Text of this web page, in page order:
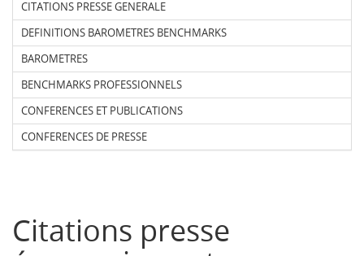
CITATIONS PRESSE GENERALE
DEFINITIONS BAROMETRES BENCHMARKS
BAROMETRES
BENCHMARKS PROFESSIONNELS
CONFERENCES ET PUBLICATIONS
CONFERENCES DE PRESSE
Citations presse